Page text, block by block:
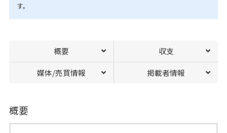
す。
概要 収支
媒体/売買情報 掲載者情報
概要